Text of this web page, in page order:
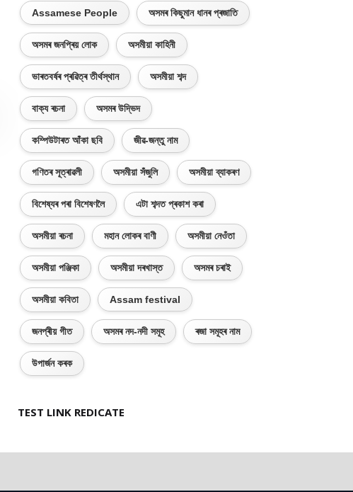
Assamese People অসমৰ কিছুমান ধানৰ প্ৰজাতি
অসমৰ জনপ্ৰিয় লোক অসমীয়া কাহিনী
ভাৰতবৰ্ষৰ প্ৰৱিত্ৰ তীৰ্থস্থান অসমীয়া শব্দ
বাক্য ৰচনা অসমৰ উদ্ভিদ
কম্পিউটাৰত আঁকা ছবি জীৱ-জন্তু নাম
গণিতৰ সূত্ৰাৱলী অসমীয়া সঁজুলি অসমীয়া ব্যাকৰণ
বিশেষ্যৰ পৰা বিশেষণলৈ এটা শব্দত প্ৰকাশ কৰা
অসমীয়া ৰচনা মহান লোকৰ বাণী অসমীয়া নেওঁতা
অসমীয়া পঞ্জিকা অসমীয়া দৰখাস্ত অসমৰ চৰাই
অসমীয়া কবিতা Assam festival
জনপ্ৰীয় গীত অসমৰ নদ-নদী সমূহ ৰজা সমূহৰ নাম
উপাৰ্জন কৰক
TEST LINK REDICATE